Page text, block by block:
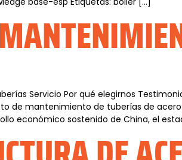
Servicio Por qué elegirnos
de mantenimiento de tuberías de
económico sostenido de China, el